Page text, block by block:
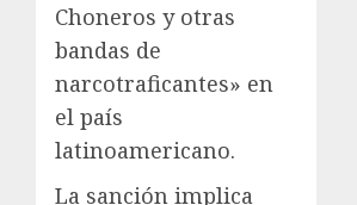
Choneros y otras
bandas de
narcotraficantes» en
el país
latinoamericano.
La sanción implica